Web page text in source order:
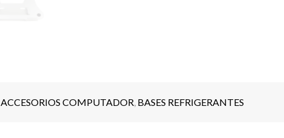
ACCESORIOS COMPUTADOR, BASES REFRIGERANTES